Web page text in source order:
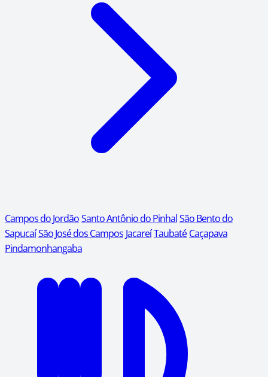
Campos do JordãoSanto Antônio do PinhalSão Bento do
SapucaíSão José dos Campos JacareíTaubaté Caçapava
Pindamonhangaba